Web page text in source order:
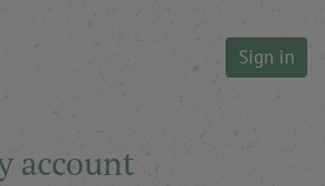
Sign in
account